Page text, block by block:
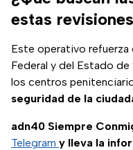
estas
Este operativo
Federal y del Estado de
los centros
seguridad de la
adn40 Siempre
Telegram y lleva la